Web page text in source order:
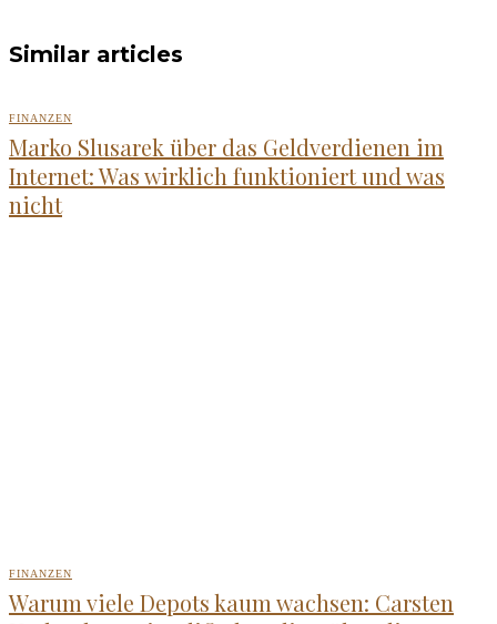
Similar articles
FINANZEN
Marko Slusarek über das Geldverdienen im
Internet: Was wirklich funktioniert und was
nicht
FINANZEN
Warum viele Depots kaum wachsen: Carsten